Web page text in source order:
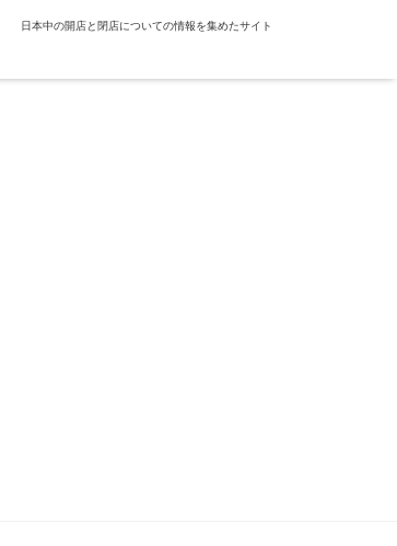
日本中の開店と閉店についての情報を集めたサイト